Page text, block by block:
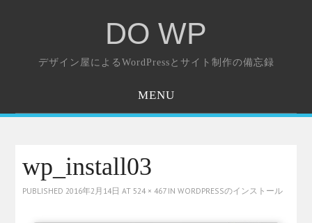
DO WP
デザイン屋によるWordPressとサイト制作の備忘録
MENU
wp_install03
PUBLISHED2016年2月14日 AT524 × 467INWORDPRESSのインストール